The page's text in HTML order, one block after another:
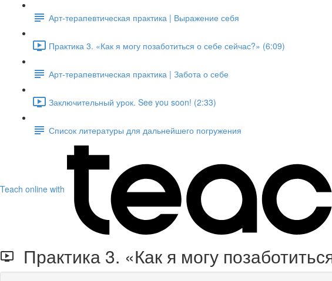
Арт-терапевтическая практика | Выражение себя
Практика 3. «Как я могу позаботиться о себе сейчас?» (6:09)
Арт-терапевтическая практика | Забота о себе
Заключительный урок. See you soon! (2:33)
Список литературы для дальнейшего погружения
Teach online with
Практика 3. «Как я могу